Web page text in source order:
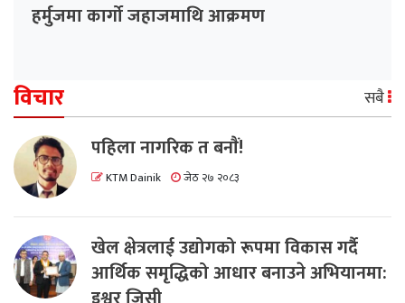
हर्मुजमा कार्गो जहाजमाथि आक्रमण
विचार सबै
पहिला नागरिक त बनाैं!
KTM Dainik जेठ २७ २०८३
खेल क्षेत्रलाई उद्योगको रूपमा विकास गर्दै
आर्थिक समृद्धिको आधार बनाउने अभियानमा: